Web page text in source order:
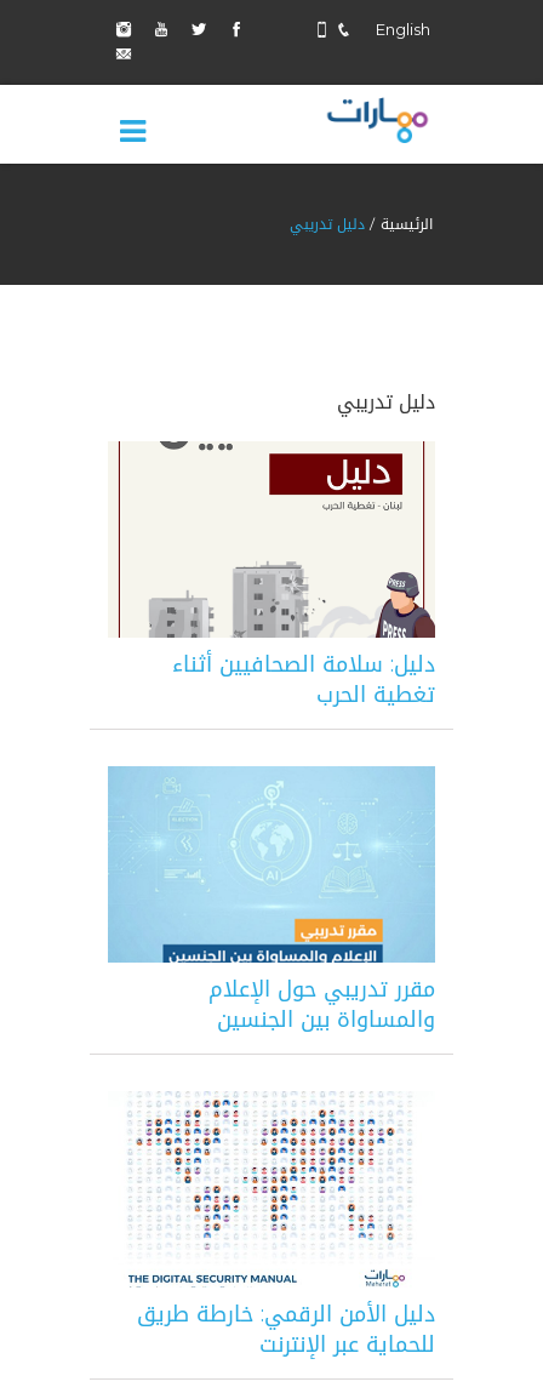
English
الرئيسية دليل تدريبي
دليل تدريبي
دليل: سلامة الصحافيين أثناء
تغطية الحرب
مقرر تدريبي حول الإعلام
والمساواة بين الجنسين
دليل الأمن الرقمي: خارطة طريق
للحماية عبر الإنترنت